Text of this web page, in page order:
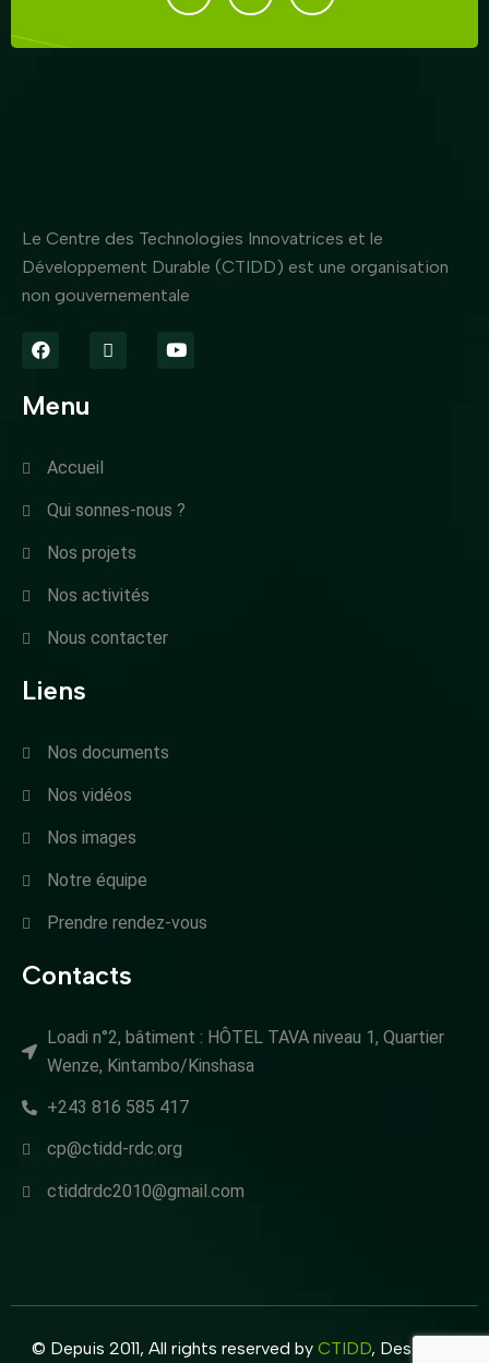
Le Centre des Technologies Innovatrices et le
Développement Durable (CTIDD) est une organisation
non gouvernementale
Menu
Accueil
Qui sonnes-nous ?
Nos projets
Nos activités
Nous contacter
Liens
Nos documents
Nos vidéos
Nos images
Notre équipe
Prendre rendez-vous
Contacts
Loadi n°2, bâtiment : HÔTEL TAVA niveau 1, Quartier
Wenze, Kintambo/Kinshasa
+243 816 585 417
cp@ctidd-rdc.org
ctiddrdc2010@gmail.com
© Depuis 2011, All rights reserved by CTIDD, Design by